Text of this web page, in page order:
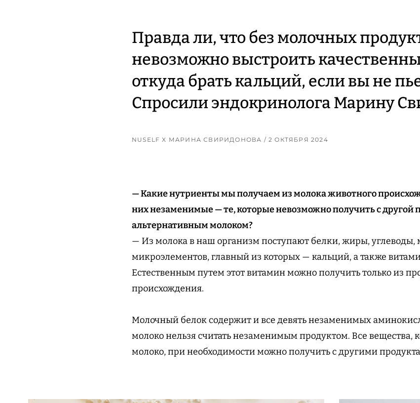
Правда ли, что без молочных
невозможно выстроить
откуда брать кальций, если вы не
Спросили эндокринолога Марину
NUSELF X МАРИНА СВИРИДОНОВА / 2 ОКТЯБРЯ 2024
— Какие нутриенты мы получаем из молока животного
них незаменимые — те, которые невозможно получить с другой
альтернативным молоком?
— Из молока в наш организм поступают белки, жиры, углеводы,
микроэлементов, главный из которых — кальций, а также
Естественным путем этот витамин можно получить только из
происхождения.
Молочный белок содержит и все девять незаменимых
молоко нельзя считать незаменимым продуктом. Все вещества,
молоко, при необходимости можно получить с другими